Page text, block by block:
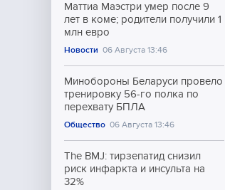
Маттиа Маэстри умер после 9
лет в коме; родители получили 1
млн евро
Новости 06 Августа 13:46
Минобороны Беларуси провело
тренировку 56-го полка по
перехвату БПЛА
Общество 06 Августа 13:46
The BMJ: тирзепатид снизил
риск инфаркта и инсульта на
32%